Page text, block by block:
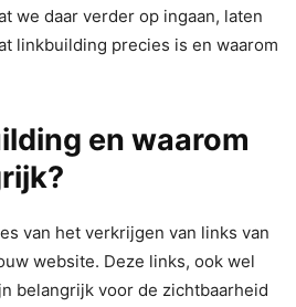
we daar verder op ingaan, laten
linkbuilding precies is en waarom
en waarom
van het verkrijgen van links van
website. Deze links, ook wel
belangrijk voor de zichtbaarheid